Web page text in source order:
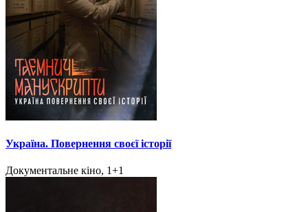
Україна. Повернення своєї історії
Документальне кіно, 1+1